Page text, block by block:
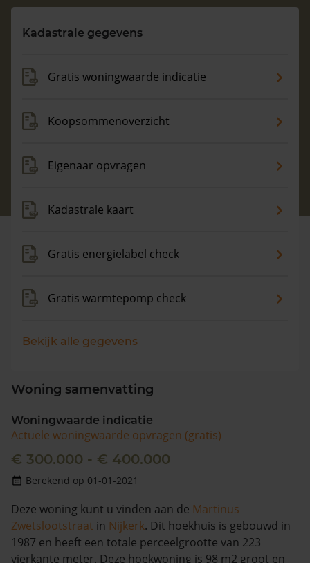
Vragen? Neem contact met ons op
088 220 4200
Kadastrale gegevens
Gratis woningwaarde indicatie
Koopsommenoverzicht
Eigenaar opvragen
Kadastrale kaart
Gratis energielabel check
Gratis warmtepomp check
Bekijk alle gegevens
Woning samenvatting
Woningwaarde indicatie
Actuele woningwaarde opvragen (gratis)
€ 300.000 - € 400.000
Berekend op 01-01-2021
Deze woning kunt u vinden aan de Martinus
Zwetslootstraat in Nijkerk. Dit hoekhuis is gebouwd in
1987 en heeft een totale perceelgrootte van 223
vierkante meter. Deze hoekwoning is 98 m2 groot en